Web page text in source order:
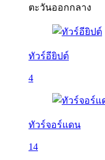
ตะวันออกกลาง
ทัวร์อียิปต์
4
ทัวร์จอร์แดน
14